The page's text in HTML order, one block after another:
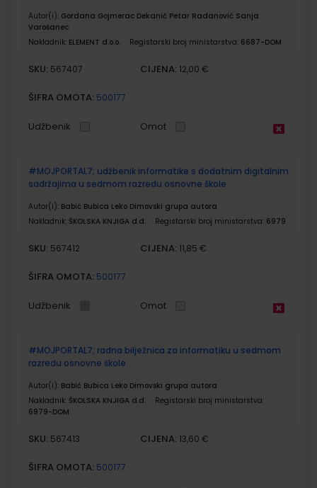
Autor(i): Gordana Gojmerac Dekanić Petar Radanović Sanja
Varošanec
Nakladnik: ELEMENT d.o.o. Registarski broj ministarstva: 6687-DOM
SKU: 567407 CIJENA: 12,00 €
ŠIFRA OMOTA: 500177
Udžbenik Omot
#MOJPORTAL7; udžbenik informatike s dodatnim digitalnim
sadržajima u sedmom razredu osnovne škole
Autor(i): Babić Bubica Leko Dimovski grupa autora
Nakladnik: ŠKOLSKA KNJIGA d.d. Registarski broj ministarstva: 6979
SKU: 567412 CIJENA: 11,85 €
ŠIFRA OMOTA: 500177
Udžbenik Omot
#MOJPORTAL7; radna bilježnica za informatiku u sedmom
razredu osnovne škole
Autor(i): Babić Bubica Leko Dimovski grupa autora
Nakladnik: ŠKOLSKA KNJIGA d.d.
Registarski broj ministarstva:
6979-DOM
SKU: 567413 CIJENA: 13,60 €
ŠIFRA OMOTA: 500177